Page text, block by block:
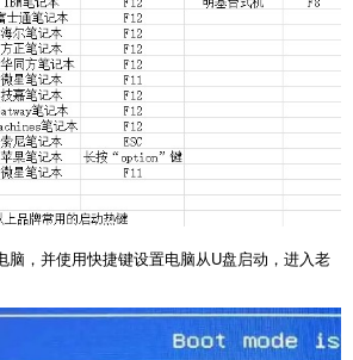
脑，并使用快捷键设置电脑从U盘启动，进入老